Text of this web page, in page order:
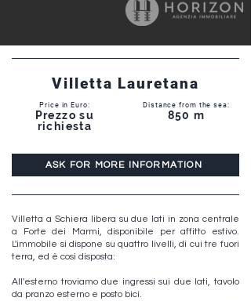
Villetta Lauretana
Price in Euro:
Prezzo su
richiesta
Distance from the sea:
850 m
ASK FOR MORE INFORMATION
Villetta a Schiera libera su due lati in zona centrale
a Forte dei Marmi, disponibile per affitto estivo.
L'immobile si dispone su quattro livelli, di cui tre fuori
terra, ed è così disposta:
All'esterno troviamo due ingressi sui due lati, tavolo
da pranzo esterno e posto bici.